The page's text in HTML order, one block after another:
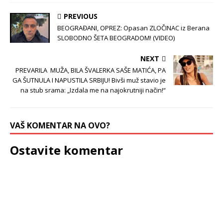
PREVIOUS
BEOGRAĐANI, OPREZ: Opasan ZLOČINAC iz Berana
SLOBODNO ŠETA BEOGRADOM! (VIDEO)
NEXT
PREVARILA MUŽA, BILA ŠVALERKA SAŠE MATIĆA, PA
GA ŠUTNULA I NAPUSTILA SRBIJU! Bivši muž stavio je
na stub srama: „Izdala me na najokrutniji način!“
VAŠ KOMENTAR NA OVO?
Ostavite komentar